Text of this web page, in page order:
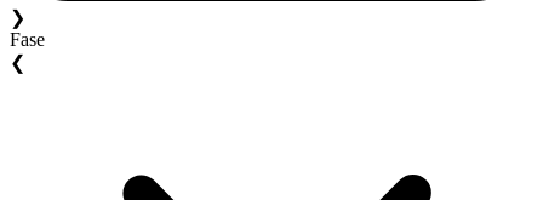
❯
Fase
❮